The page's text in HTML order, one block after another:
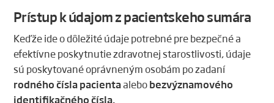
Prístup k údajom z pacientskeho sumára
Keďže ide o dôležité údaje potrebné pre bezpečné a
efektívne poskytnutie zdravotnej starostlivosti, údaje
sú poskytované oprávneným osobám po zadaní
rodného čísla pacientaalebobezvýznamového
identifikačného čísla.